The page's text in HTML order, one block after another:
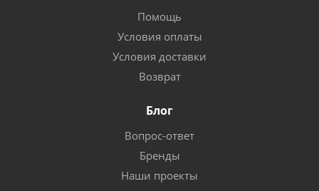
Помощь
Условия оплаты
Условия доставки
Возврат
Блог
Вопрос-ответ
Бренды
Наши проекты